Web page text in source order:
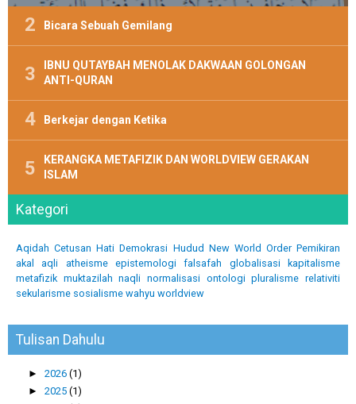
Bicara Sebuah Gemilang
IBNU QUTAYBAH MENOLAK DAKWAAN GOLONGAN
ANTI-QURAN
Berkejar dengan Ketika
KERANGKA METAFIZIK DAN WORLDVIEW GERAKAN
ISLAM
Kategori
Aqidah Cetusan Hati Demokrasi Hudud New World Order Pemikiran
akal
aqli atheisme epistemologi falsafah globalisasi
kapitalisme
metafizik muktazilah naqli normalisasi ontologi pluralisme relativiti
sekularisme sosialisme wahyu worldview
Tulisan Dahulu
► 2026 (1)
► 2025 (1)